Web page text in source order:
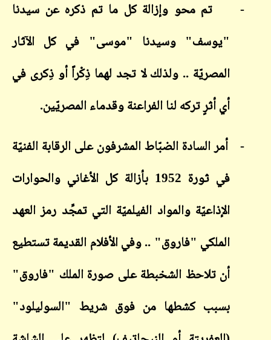
-
تم محو وإزالة كل ما تم ذكره عن سيدنا
"يوسف" وسيدنا "موسى" في كل الآثار
المصريّة .. ولذلك لا تجد لهما ذِكْراً أو ذِكرى في
أي أثرٍ تركه لنا الفراعنة وقدماء المصريّين.
- أمر السادة الضبّاط المشرفون على الرقابة الفنيّة
في ثورة 1952 بأزالة كل الأغاني والحوارات
الإذاعيّة والمواد الفيلميّة التي تمجِّد رمز العهد
الملكي "فاروق" .. وفي الأفلام القديمة تستطيع
أن تلاحظ الشخبطة على صورة الملك "فاروق"
بسبب كشطها من فوق شريط "السوليلود"